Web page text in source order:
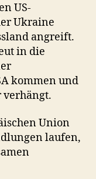
US-
Ukraine
angreift.
in die
kommen und
Union
laufen,